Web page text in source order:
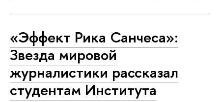
«Эффект Рика Санчеса»:
Звезда мировой
журналистики рассказал
студентам Института